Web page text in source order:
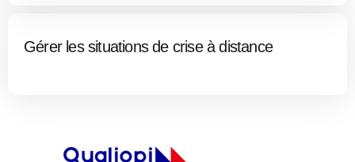
Gérer les situations de crise à distance